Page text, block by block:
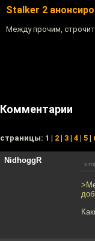
Stalker 2
Между прочим,
Комментарии
cтраницы: 1 | 2 | 3 | 4 | 5 |
NidhoggR